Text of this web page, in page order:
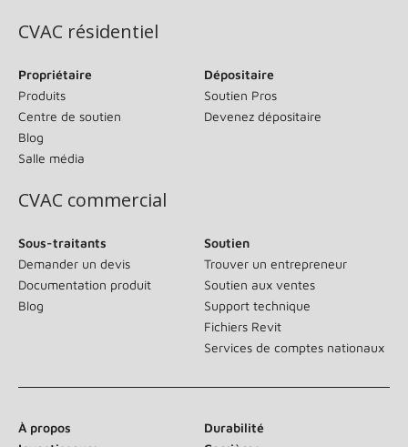
CVAC résidentiel
Propriétaire
Produits
Centre de soutien
Blog
Salle média
Dépositaire
Soutien Pros
Devenez dépositaire
CVAC commercial
Sous-traitants
Demander un devis
Documentation produit
Blog
Soutien
Trouver un entrepreneur
Soutien aux ventes
Support technique
Fichiers Revit
Services de comptes nationaux
À propos
Durabilité